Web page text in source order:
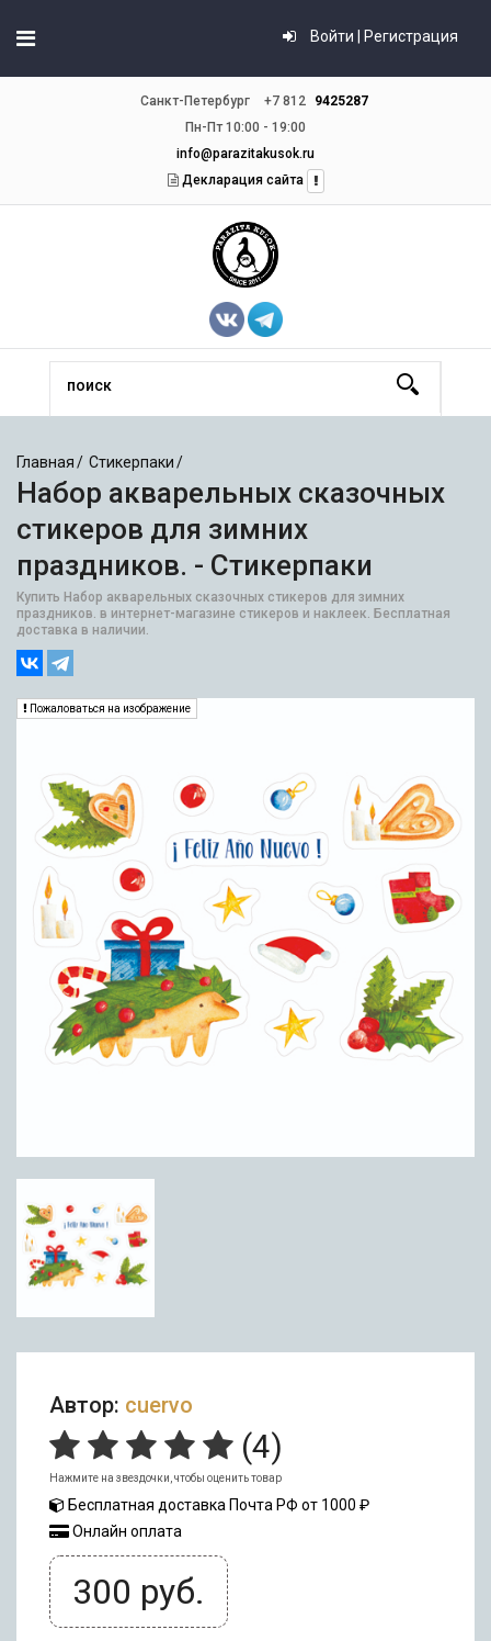
Войти | Регистрация
Санкт-Петербург +7 812
9425287
Пн-Пт 10:00 - 19:00
info@parazitakusok.ru
Декларация сайта
Главная Стикерпаки
Набор акварельных сказочных
стикеров для зимних
праздников. - Стикерпаки
Купить Набор акварельных сказочных стикеров для зимних
праздников. в интернет-магазине стикеров и наклеек. Бесплатная
доставка в наличии.
Пожаловаться на изображение
Автор: cuervo
(4)
Нажмите на звездочки, чтобы оценить товар
Бесплатная доставка Почта РФ от 1000 ₽
Онлайн оплата
300 руб.